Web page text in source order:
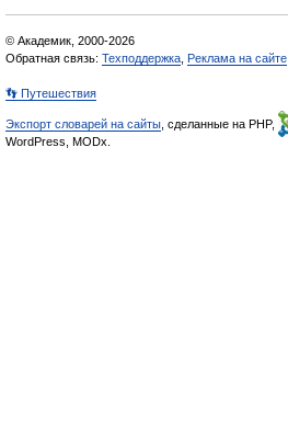
© Академик, 2000-2026
Обратная связь: Техподдержка Реклама на сайте
👣 Путешествия
Экспорт словарей на сайты , сделанные на PHP,
WordPress, MODx.